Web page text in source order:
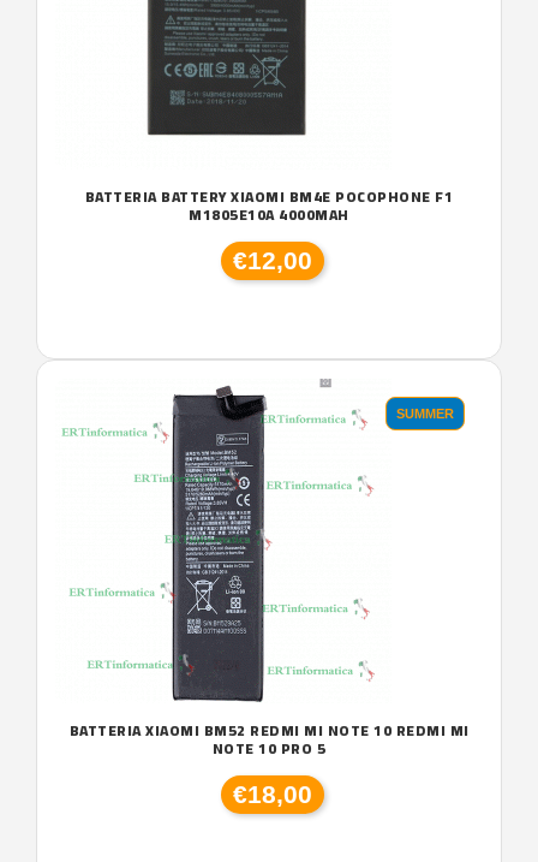
BATTERIA BATTERY XIAOMI BM4E POCOPHONE F1
M1805E10A 4000MAH
€12,00
SUMMER
BATTERIA XIAOMI BM52 REDMI MI NOTE 10 REDMI MI
NOTE 10 PRO 5
€18,00